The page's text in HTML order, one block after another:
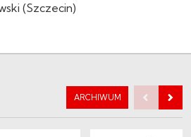
(Szczecin)
ARCHIWUM